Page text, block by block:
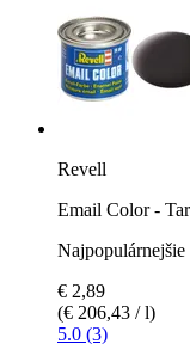
Revell
Email Color -
€ 2,89
(€ 206,43 / l)
5.0 (3)